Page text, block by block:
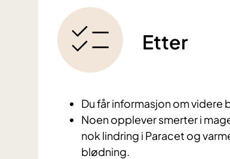
Etter
Du får informasjon om
Noen opplever smerter i
nok lindring i Paracet og
blødning.